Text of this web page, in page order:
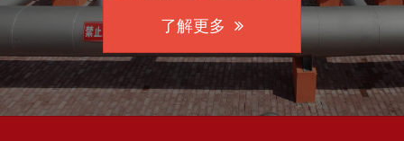
了解更多